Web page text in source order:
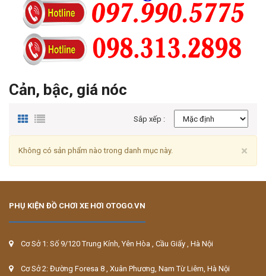
Cản, bậc, giá nóc
Sắp xếp :
×
Không có sản phẩm nào trong danh mục này.
PHỤ KIỆN ĐỒ CHƠI XE HƠI OTOGO.VN
Cơ Sở 1: Số 9/120 Trung Kính, Yên Hòa , Cầu Giấy , Hà Nội
Cơ Sở 2: Đường Foresa 8 , Xuân Phương, Nam Từ Liêm, Hà Nội